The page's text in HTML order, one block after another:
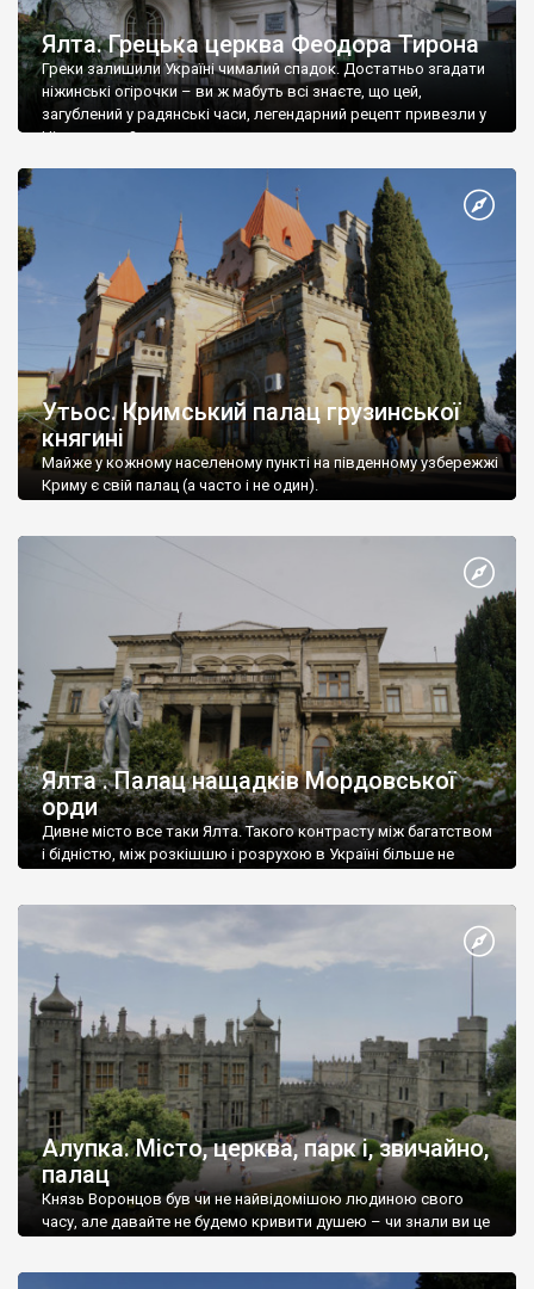
Ялта. Грецька церква Феодора Тирона
Греки залишили Україні чималий спадок. Достатньо згадати
ніжинські огірочки – ви ж мабуть всі знаєте, що цей,
загублений у радянські часи, легендарний рецепт привезли у
Ніжин греки?
Утьос. Кримський палац грузинської
княгині
Майже у кожному населеному пункті на південному узбережжі
Криму є свій палац (а часто і не один).
Ялта . Палац нащадків Мордовської
орди
Дивне місто все таки Ялта. Такого контрасту між багатством
і бідністю, між розкішшю і розрухою в Україні більше не
Алупка. Місто, церква, парк і, звичайно,
палац
Князь Воронцов був чи не найвідомішою людиною свого
часу, але давайте не будемо кривити душею – чи знали ви це